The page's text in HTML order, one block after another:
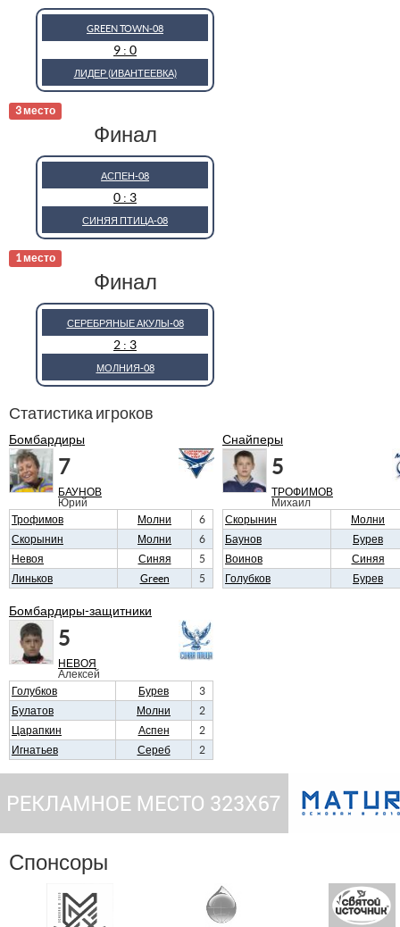
GREEN TOWN-08
9 : 0
ЛИДЕР (ИВАНТЕЕВКА)
3 место
Финал
АСПЕН-08
0 : 3
СИНЯЯ ПТИЦА-08
1 место
Финал
СЕРЕБРЯНЫЕ АКУЛЫ-08
2 : 3
МОЛНИЯ-08
Статистика игроков
Бомбардиры
7
БАУНОВ
Юрий
Трофимов
Молни
6
Скорынин
Молни
6
Невоя
Синяя
5
Линьков
Green 5
Снайперы
5
ТРОФИМОВ
Михаил
Скорынин
Молни
Баунов
Бурев
Воинов
Синяя
Голубков
Бурев
Бомбардиры-защитники
5
НЕВОЯ
Алексей
Голубков
Бурев
3
Булатов
Молни
2
Царапкин
Аспен
2
Игнатьев
Сереб 2
Спонсоры